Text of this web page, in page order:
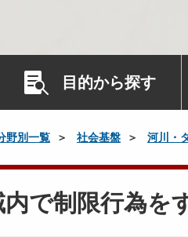
目的から探す
野別一覧 社会基盤 河川・
で制限行為を